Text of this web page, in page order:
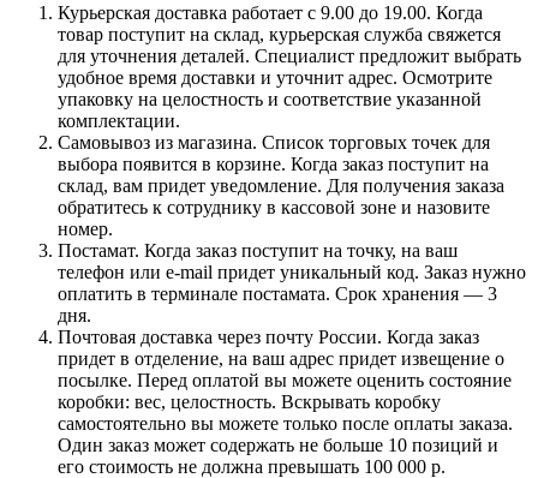
Курьерская доставка работает с 9.00 до 19.00. Когда
товар поступит на склад, курьерская служба свяжется
для уточнения деталей. Специалист предложит выбрать
удобное время доставки и уточнит адрес. Осмотрите
упаковку на целостность и соответствие указанной
комплектации.
Самовывоз из магазина. Список торговых точек для
выбора появится в корзине. Когда заказ поступит на
склад, вам придет уведомление. Для получения заказа
обратитесь к сотруднику в кассовой зоне и назовите
номер.
Постамат. Когда заказ поступит на точку, на ваш
телефон или e-mail придет уникальный код. Заказ нужно
оплатить в терминале постамата. Срок хранения — 3
дня.
Почтовая доставка через почту России. Когда заказ
придет в отделение, на ваш адрес придет извещение о
посылке. Перед оплатой вы можете оценить состояние
коробки: вес, целостность. Вскрывать коробку
самостоятельно вы можете только после оплаты заказа.
Один заказ может содержать не больше 10 позиций и
его стоимость не должна превышать 100 000 р.